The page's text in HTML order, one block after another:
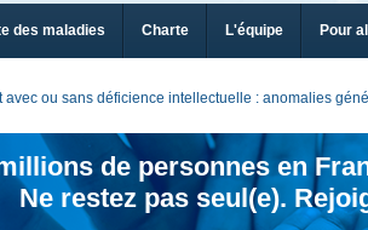
des maladies Charte L'équipe Pour
ou sans déficience intellectuelle : anomalies
de personnes en
Ne restez pas seul(e).